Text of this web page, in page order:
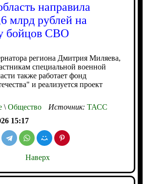
направила
млрд рублей на
бойцов СВО
региона Дмитрия Миляева,
специальной военной
также работает фонд
и реализуется проект
\Общество Источник: ТАСС
15:17
Наверх